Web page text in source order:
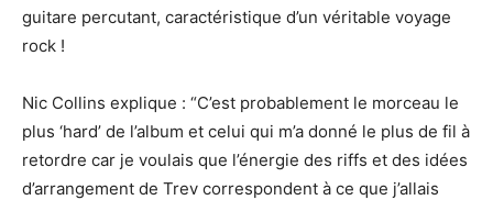
guitare percutant, caractéristique d’un véritable voyage
rock !
Nic Collins explique : “C’est probablement le morceau le
plus ‘hard’ de l’album et celui qui m’a donné le plus de fil à
retordre car je voulais que l’énergie des riffs et des idées
d’arrangement de Trev correspondent à ce que j’allais